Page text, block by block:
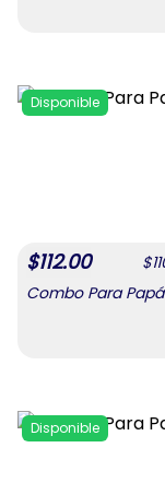
Disponible
$112.00 $
Combo Para
Disponible